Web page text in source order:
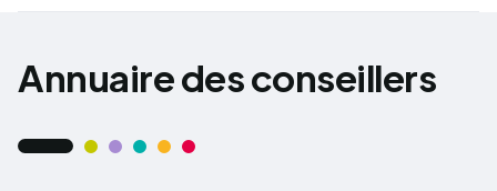
Annuaire des conseillers